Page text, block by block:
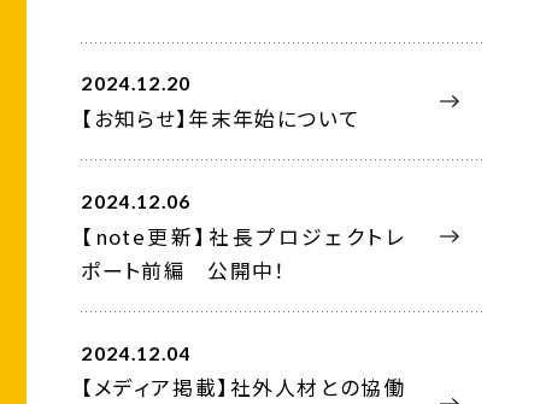
2024.12.20
【お知らせ】年末年始について
2024.12.06
【note更新】社長プロジェクトレ
ポート前編 公開中！
2024.12.04
【メディア掲載】社外人材との協働